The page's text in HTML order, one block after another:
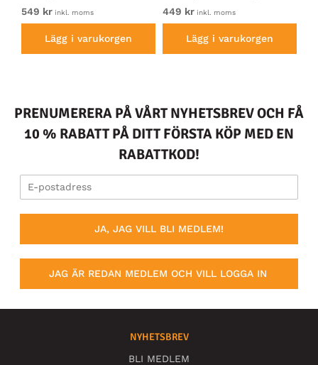
549 kr inkl. moms
Lägg i varukorgen
449 kr inkl. moms
Lägg i varukorgen
PRENUMERERA PÅ VÅRT NYHETSBREV OCH FÅ
10 % RABATT PÅ DITT FÖRSTA KÖP MED EN
RABATTKOD!
JA, JAG VILL BLI MEDLEM!
JAG ÄR REDAN MEDLEM OCH VILL LOGGA IN
NYHETSBREV
BLI MEDLEM